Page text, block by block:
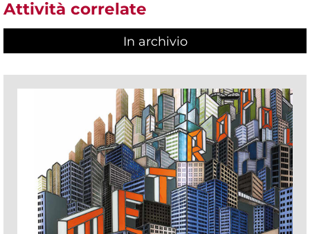
Attività correlate
In archivio